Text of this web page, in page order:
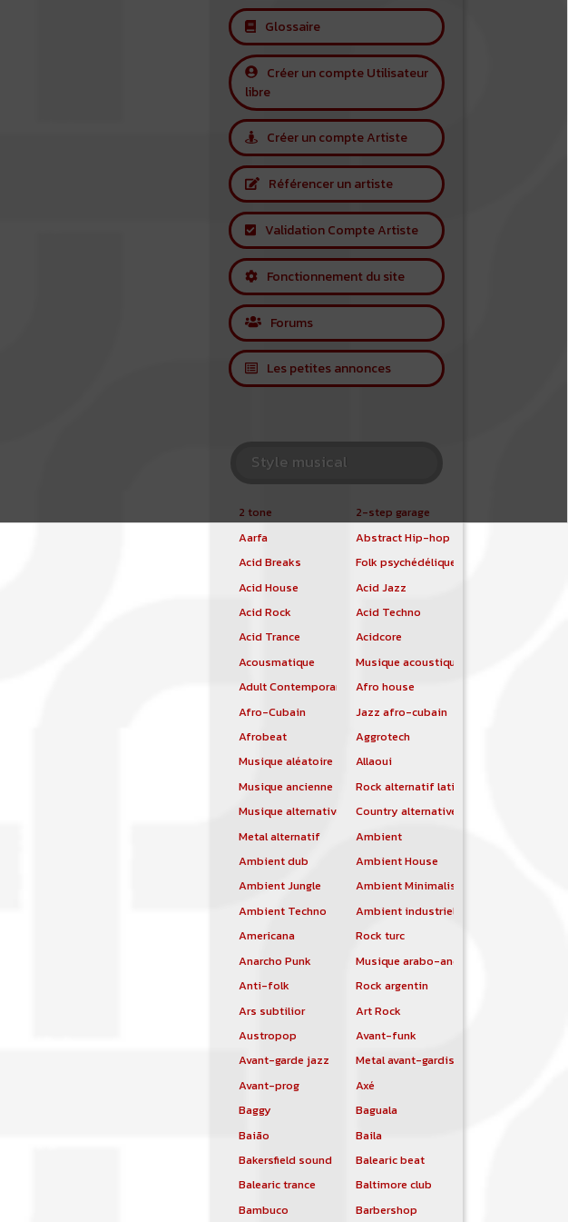
Glossaire
Créer un compte Utilisateur
libre
Créer un compte Artiste
Référencer un artiste
Validation Compte Artiste
Fonctionnement du site
Forums
Les petites annonces
Style musical
2 tone
2-step garage
Aarfa
Abstract Hip-hop
Acid Breaks
Folk psychédélique
Acid House
Acid Jazz
Acid Rock
Acid Techno
Acid Trance
Acidcore
Acousmatique
Musique acoustique
Adult Contemporary
Afro house
Afro-Cubain
Jazz afro-cubain
Afrobeat
Aggrotech
Musique aléatoire
Allaoui
Musique ancienne
Rock alternatif latino
Musique alternative
Country alternative
Metal alternatif
Ambient
Ambient dub
Ambient House
Ambient Jungle
Ambient Minimalist
Ambient Techno
Ambient industriel
Americana
Rock turc
Anarcho Punk
Musique arabo-andalouse
Anti-folk
Rock argentin
Ars subtilior
Art Rock
Austropop
Avant-funk
Avant-garde jazz
Metal avant-gardiste
Avant-prog
Axé
Baggy
Baguala
Baião
Baila
Bakersfield sound
Balearic beat
Balearic trance
Baltimore club
Bambuco
Barbershop